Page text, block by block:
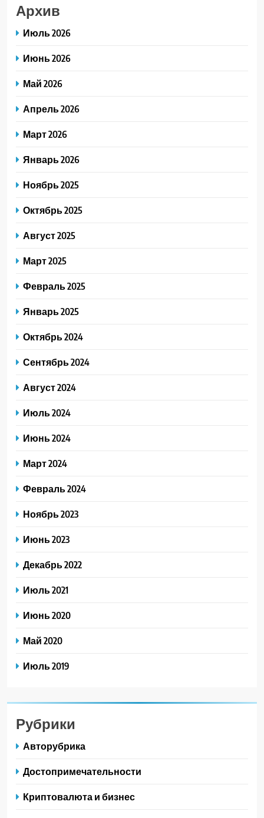
Архив
Июль 2026
Июнь 2026
Май 2026
Апрель 2026
Март 2026
Январь 2026
Ноябрь 2025
Октябрь 2025
Август 2025
Март 2025
Февраль 2025
Январь 2025
Октябрь 2024
Сентябрь 2024
Август 2024
Июль 2024
Июнь 2024
Март 2024
Февраль 2024
Ноябрь 2023
Июнь 2023
Декабрь 2022
Июль 2021
Июнь 2020
Май 2020
Июль 2019
Рубрики
Авторубрика
Достопримечательности
Криптовалюта и бизнес